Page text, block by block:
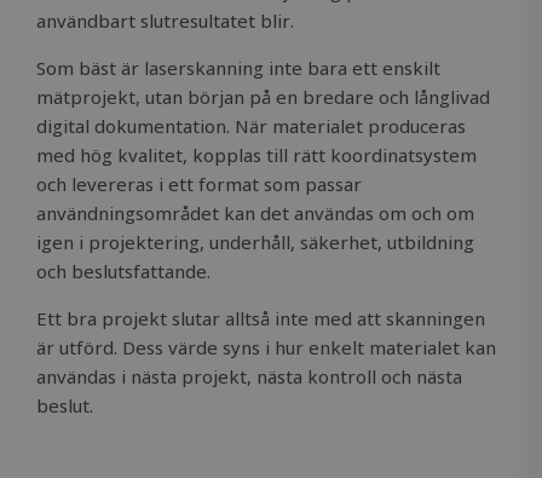
användbart slutresultatet blir.
Som bäst är laserskanning inte bara ett enskilt
mätprojekt, utan början på en bredare och långlivad
digital dokumentation. När materialet produceras
med hög kvalitet, kopplas till rätt koordinatsystem
och levereras i ett format som passar
användningsområdet kan det användas om och om
igen i projektering, underhåll, säkerhet, utbildning
och beslutsfattande.
Ett bra projekt slutar alltså inte med att skanningen
är utförd. Dess värde syns i hur enkelt materialet kan
användas i nästa projekt, nästa kontroll och nästa
beslut.